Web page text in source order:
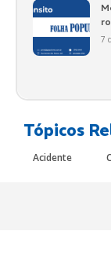
7
Tópicos
Acidente